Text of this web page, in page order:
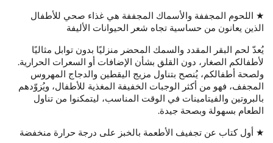
★ اللحوم المجففة والأسماك المجففة هي غذاء صحي للأطفال
الذين يعانون من حساسية تجاه شعر الحيوانات الأليفة
يُعدّ لحم البقر المقدد والسمك المحضر منزليًا بدون توابل مثاليًا
لأطفالكم الصغار، دون القلق بشأن الإضافات أو السعرات الحرارية.
ولصحة أطفالكم، يُنصح بتناول مزيج اليقطين والدجاج المهروس
المجفف، فهو من أكثر الوجبات الخفيفة المغذية للأطفال، ويُزوّدهم
بالبروتين والفيتامينات في الوقت المناسب، ليتمكنوا من تناول
الطعام بسهولة وبصحة جيدة.
★ أول كتاب عن تجفيف الأطعمة بالخبز على درجة حرارة منخفضة